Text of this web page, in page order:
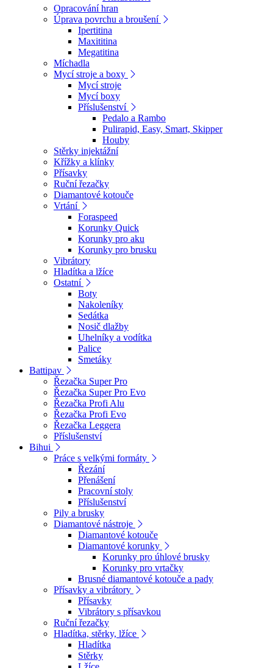
Opracování hran
Úprava povrchu a broušení
Ipertitina
Maxititina
Megatitina
Míchadla
Mycí stroje a boxy
Mycí stroje
Mycí boxy
Příslušenství
Pedalo a Rambo
Pulirapid, Easy, Smart, Skipper
Houby
Stěrky injektážní
Křížky a klínky
Přísavky
Ruční řezačky
Diamantové kotouče
Vrtání
Foraspeed
Korunky Quick
Korunky pro aku
Korunky pro brusku
Vibrátory
Hladítka a lžíce
Ostatní
Boty
Nakoleníky
Sedátka
Nosič dlažby
Uhelníky a vodítka
Palice
Smetáky
Battipav
Řezačka Super Pro
Řezačka Super Pro Evo
Řezačka Profi Alu
Řezačka Profi Evo
Řezačka Leggera
Příslušenství
Bihui
Práce s velkými formáty
Řezání
Přenášení
Pracovní stoly
Příslušenství
Pily a brusky
Diamantové nástroje
Diamantové kotouče
Diamantové korunky
Korunky pro úhlové brusky
Korunky pro vrtačky
Brusné diamantové kotouče a pady
Přísavky a vibrátory
Přísavky
Vibrátory s přísavkou
Ruční řezačky
Hladítka, stěrky, lžíce
Hladítka
Stěrky